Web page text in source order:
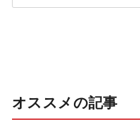
オススメの記事